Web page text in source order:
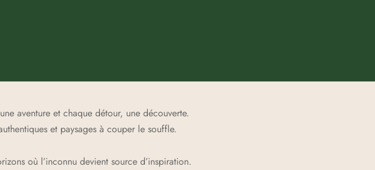
aventure et chaque détour, une découverte.
et paysages à couper le souffle.
où l’inconnu devient source d’inspiration.